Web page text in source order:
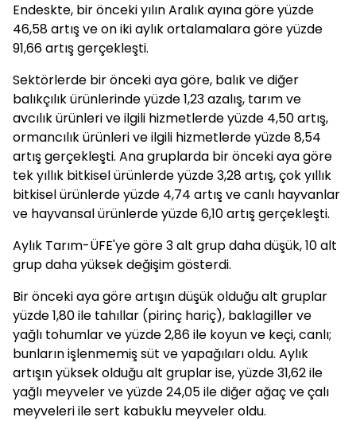
Endeskte, bir önceki yılın Aralık ayına göre yüzde
46,58 artış ve on iki aylık ortalamalara göre yüzde
91,66 artış gerçekleşti.
Sektörlerde bir önceki aya göre, balık ve diğer
balıkçılık ürünlerinde yüzde 1,23 azalış, tarım ve
avcılık ürünleri ve ilgili hizmetlerde yüzde 4,50 artış,
ormancılık ürünleri ve ilgili hizmetlerde yüzde 8,54
artış gerçekleşti. Ana gruplarda bir önceki aya göre
tek yıllık bitkisel ürünlerde yüzde 3,28 artış, çok yıllık
bitkisel ürünlerde yüzde 4,74 artış ve canlı hayvanlar
ve hayvansal ürünlerde yüzde 6,10 artış gerçekleşti.
Aylık Tarım-ÜFE'ye göre 3 alt grup daha düşük, 10 alt
grup daha yüksek değişim gösterdi.
Bir önceki aya göre artışın düşük olduğu alt gruplar
yüzde 1,80 ile tahıllar (pirinç hariç), baklagiller ve
yağlı tohumlar ve yüzde 2,86 ile koyun ve keçi, canlı;
bunların işlenmemiş süt ve yapağıları oldu. Aylık
artışın yüksek olduğu alt gruplar ise, yüzde 31,62 ile
yağlı meyveler ve yüzde 24,05 ile diğer ağaç ve çalı
meyveleri ile sert kabuklu meyveler oldu.